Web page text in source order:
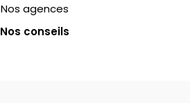
Nos agences
Nos conseils